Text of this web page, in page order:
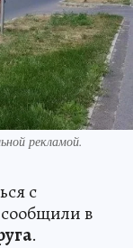
рекламой.
с
в
.